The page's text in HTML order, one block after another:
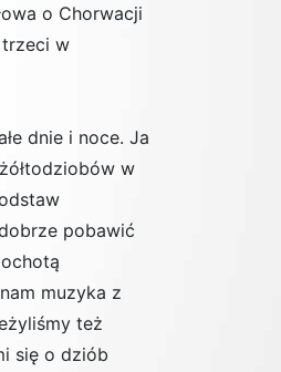
o Chorwacji
w
dnie i noce. Ja
w
pobawić
muzyka z
też
się o dziób